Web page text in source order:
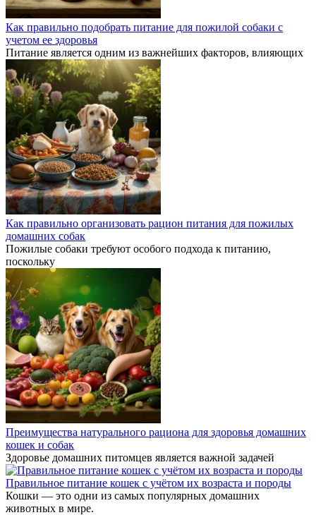
Как правильно подобрать питание для пожилой собаки с
учетом ее здоровья
Питание является одним из важнейших факторов, влияющих
Как правильно организовать рацион питания для пожилых
домашних собак
Пожилые собаки требуют особого подхода к питанию,
поскольку
Преимущества натурального рациона для здоровья домашних
кошек и собак
Здоровье домашних питомцев является важной задачей
Правильное питание кошек с учётом их возраста и породы
Кошки — это одни из самых популярных домашних
животных в мире.